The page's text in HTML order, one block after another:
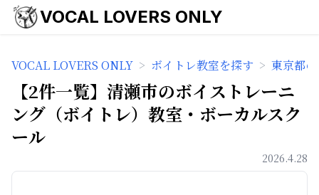
VOCAL LOVERS ONLY
VOCAL LOVERS ONLY > ボイトレ教室を探す > 東京都
【2件一覧】清瀬市のボイストレーニ
ング（ボイトレ）教室・ボーカルスク
ール
2026.4.28